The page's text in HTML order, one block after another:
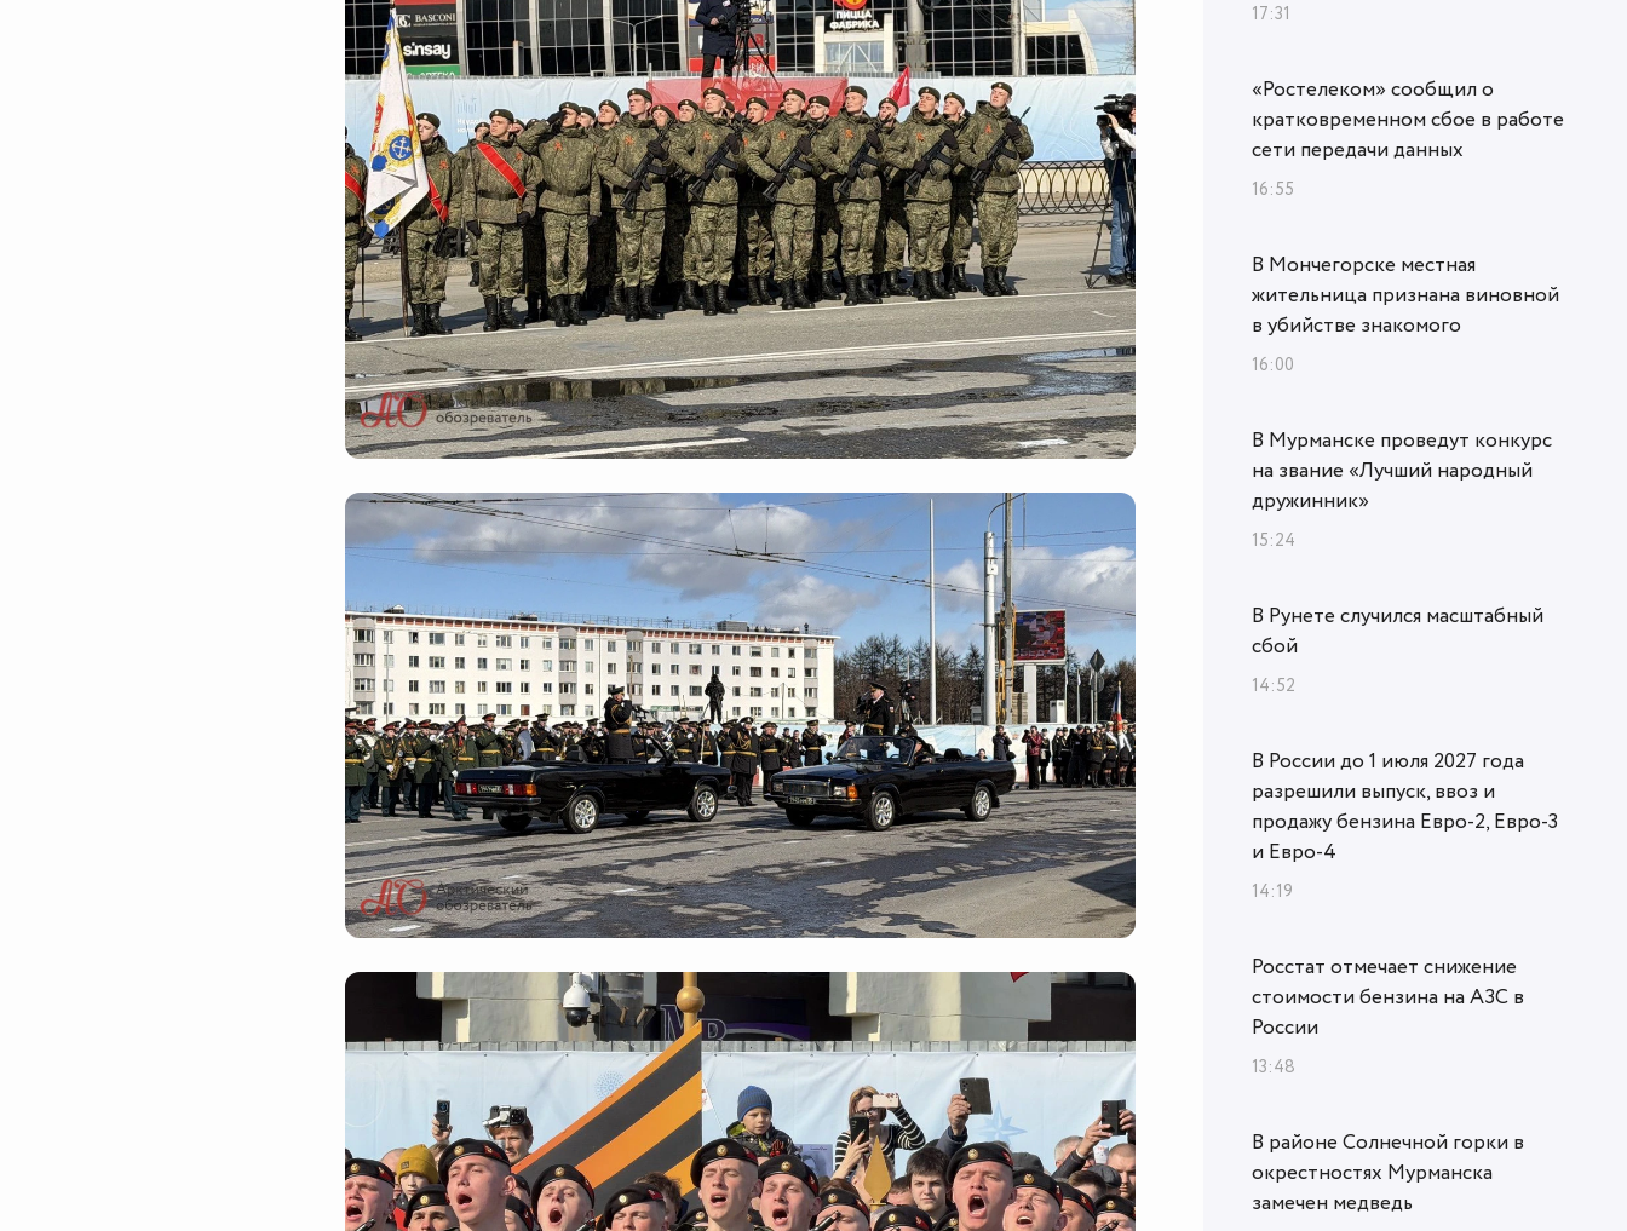
17:31
«Ростелеком» сообщил о
кратковременном сбое в работе
сети передачи данных
16:55
В Мончегорске местная
жительница признана виновной
в убийстве знакомого
16:00
В Мурманске проведут конкурс
на звание «Лучший народный
дружинник»
15:24
В Рунете случился масштабный
сбой
14:52
В России до 1 июля 2027 года
разрешили выпуск, ввоз и
продажу бензина Евро-2, Евро-3
и Евро-4
14:19
Росстат отмечает снижение
стоимости бензина на АЗС в
России
13:48
В районе Солнечной горки в
окрестностях Мурманска
замечен медведь